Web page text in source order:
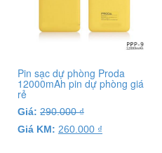
Pin sạc dự phòng Proda
12000mAh pin dự phòng giá
rẻ
Giá: 290.000₫
Giá KM: 260.000 ₫